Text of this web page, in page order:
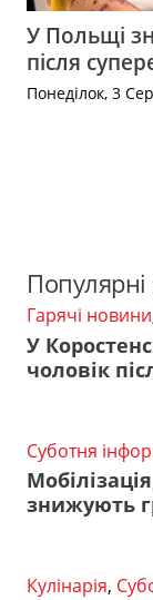
У Польщі
після
Понеділок, 3
Гарячі новини
У
чоловік
Суботня
знижують
Кулінарія,